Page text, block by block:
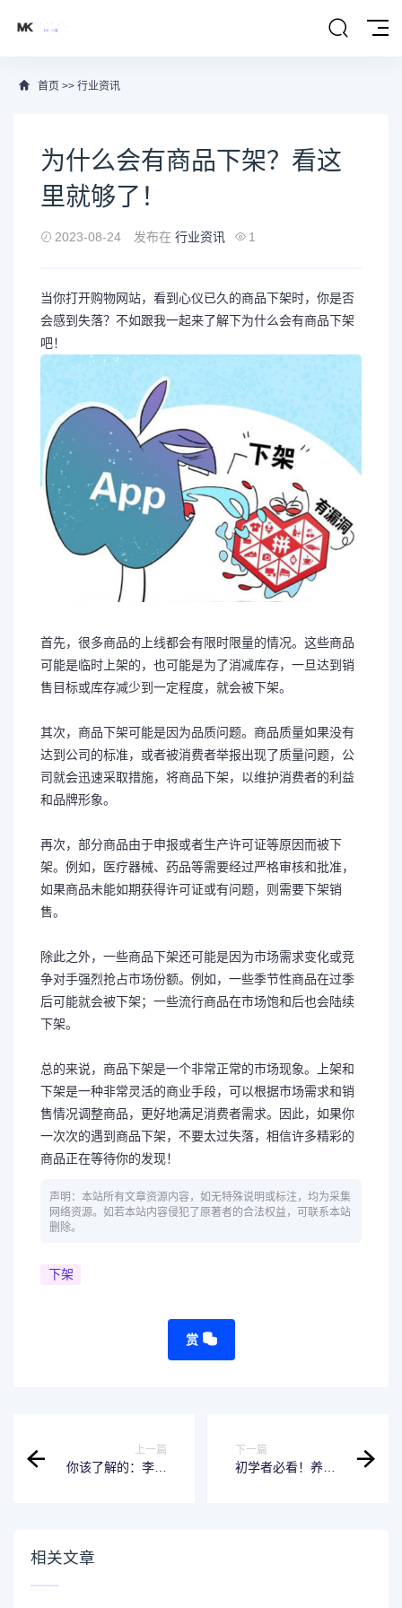
首页 >> 行业资讯
为什么会有商品下架？看这
里就够了！
2023-08-24 发布在 行业资讯 1
当你打开购物网站，看到心仪已久的商品下架时，你是否
会感到失落？不如跟我一起来了解下为什么会有商品下架
吧！
首先，很多商品的上线都会有限时限量的情况。这些商品
可能是临时上架的，也可能是为了消减库存，一旦达到销
售目标或库存减少到一定程度，就会被下架。
其次，商品下架可能是因为品质问题。商品质量如果没有
达到公司的标准，或者被消费者举报出现了质量问题，公
司就会迅速采取措施，将商品下架，以维护消费者的利益
和品牌形象。
再次，部分商品由于申报或者生产许可证等原因而被下
架。例如，医疗器械、药品等需要经过严格审核和批准，
如果商品未能如期获得许可证或有问题，则需要下架销
售。
除此之外，一些商品下架还可能是因为市场需求变化或竞
争对手强烈抢占市场份额。例如，一些季节性商品在过季
后可能就会被下架；一些流行商品在市场饱和后也会陆续
下架。
总的来说，商品下架是一个非常正常的市场现象。上架和
下架是一种非常灵活的商业手段，可以根据市场需求和销
售情况调整商品，更好地满足消费者需求。因此，如果你
一次次的遇到商品下架，不要太过失落，相信许多精彩的
商品正在等待你的发现！
声明：本站所有文章资源内容，如无特殊说明或标注，均为采集
网络资源。如若本站内容侵犯了原著者的合法权益，可联系本站
删除。
下架
赏
上一篇
你该了解的：李天
下一篇
初学者必看！养羊
相关文章